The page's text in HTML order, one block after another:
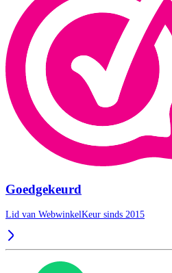
Goedgekeurd
Lid van WebwinkelKeur sinds 2015